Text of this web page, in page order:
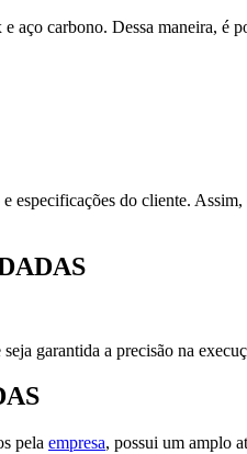
aço carbono. Dessa maneira, é
especificações do cliente.
garantida a precisão na
pela empresa, possui um amplo